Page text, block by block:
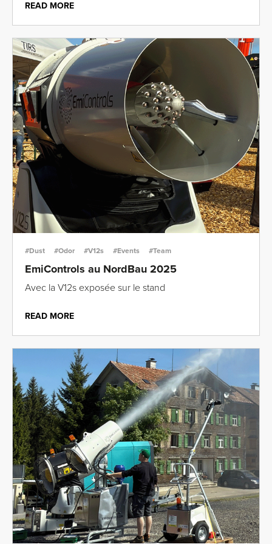
READ MORE
#Dust #Odor #V12s #Events #Team
EmiControls au NordBau 2025
Avec la V12s exposée sur le stand
READ MORE